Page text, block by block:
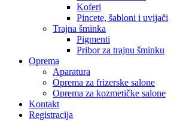
Koferi
Pincete, šabloni i uvijači
Trajna šminka
Pigmenti
Pribor za trajnu šminku
Oprema
Aparatura
Oprema za frizerske salone
Oprema za kozmetičke salone
Kontakt
Registracija